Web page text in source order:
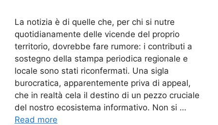
La notizia è di quelle che, per chi si nutre
quotidianamente delle vicende del proprio
territorio, dovrebbe fare rumore: i contributi a
sostegno della stampa periodica regionale e
locale sono stati riconfermati. Una sigla
burocratica, apparentemente priva di appeal,
che in realtà cela il destino di un pezzo cruciale
del nostro ecosistema informativo. Non si …
Read more